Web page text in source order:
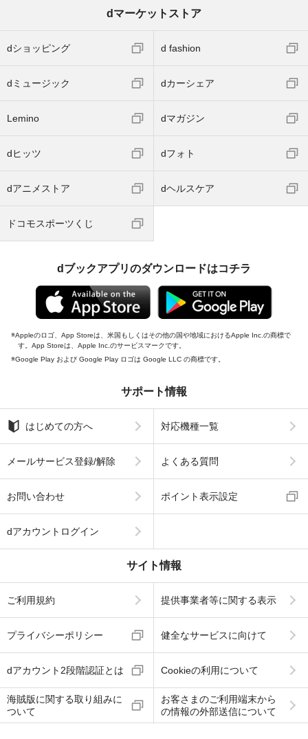
dマーケットストア
dショッピング d fashion
dミュージック dカーシェア
Lemino dマガジン
dヒッツ dフォト
dアニメストア dヘルスケア
ドコモスポーツくじ
dブックアプリのダウンロードはコチラ
Appleのロゴ、App Storeは、米国もしくはその他の国や地域におけるApple Inc.の商標で
す。App Storeは、Apple Inc.のサービスマークです。
Google Play および Google Play ロゴは Google LLC の商標です。
サポート情報
はじめての方へ 対応機種一覧
メールサービス登録/解除 よくある質問
お問い合わせ ポイント表示設定
dアカウントログイン
サイト情報
ご利用規約 提供事業者等に関する表示
プライバシーポリシー 健全なサービスに向けて
dアカウント2段階認証とは Cookieの利用について
海賊版に関する取り組みに
ついて
お客さまのご利用端末から
の情報の外部送信について